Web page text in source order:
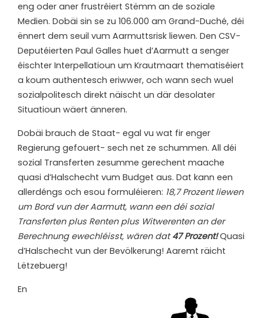
eng oder aner frustréiert Stëmm an de soziale
Medien. Dobäi sin se zu 106.000 am Grand-Duché, déi
ënnert dem seuil vum Aarmuttsrisk liewen. Den CSV-
Deputéierten Paul Galles huet d’Aarmutt a senger
éischter Interpellatioun um Krautmaart thematiséiert
a koum authentesch eriwwer, och wann sech wuel
sozialpolitesch direkt näischt un där desolater
Situatioun wäert änneren.
Dobäi brauch de Staat- egal vu wat fir enger
Regierung gefouert- sech net ze schummen. All déi
sozial Transferten zesumme gerechent maache
quasi d’Halschecht vum Budget aus. Dat kann een
allerdéngs och esou formuléieren: 18,7 Prozent liewen
um Bord vun der Aarmutt, wann een déi sozial
Transferten plus Renten plus Witwerenten an der
Berechnung ewechléisst, wären dat47 Prozent!Quasi
d’Halschecht vun der Bevölkerung! Aaremt räicht
Lëtzebuerg!
En